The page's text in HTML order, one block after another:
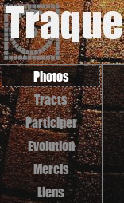
Photos
Tracts
Participer
Evolution
Mercis
Liens